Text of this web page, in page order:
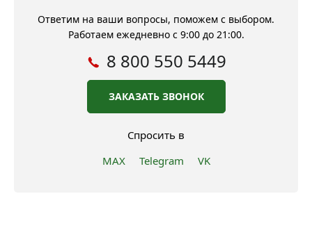
Ответим на ваши вопросы, поможем с выбором.
Работаем ежедневно с 9:00 до 21:00.
8 800 550 5449
ЗАКАЗАТЬ ЗВОНОК
Спросить в
MAX
Telegram VK